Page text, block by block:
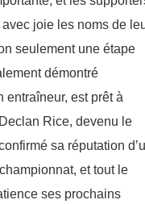
joie les noms de
seulement une étape
démontré
entraîneur, est prêt à
Rice, devenu le
sa réputation
et tout le
ses prochains